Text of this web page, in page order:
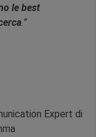
le best
.”
Expert di